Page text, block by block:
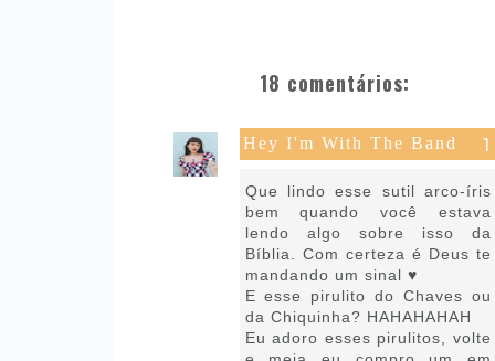
18 comentários:
Hey I'm With The Band
Que lindo esse sutil arco-íris
bem quando você estava
lendo algo sobre isso da
Bíblia. Com certeza é Deus te
mandando um sinal ♥
E esse pirulito do Chaves ou
da Chiquinha? HAHAHAHAH
Eu adoro esses pirulitos, volte